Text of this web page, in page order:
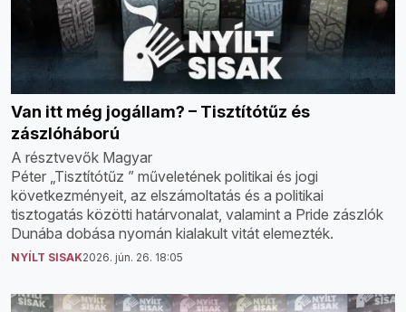
Van itt még jogállam? – Tisztítótűz és
zászlóháború
A résztvevők Magyar
Péter „Tisztítótűz ” műveletének politikai és jogi
következményeit, az elszámoltatás és a politikai
tisztogatás közötti határvonalat, valamint a Pride zászlók
Dunába dobása nyomán kialakult vitát elemezték.
NYÍLT SISAK2026. jún. 26. 18:05